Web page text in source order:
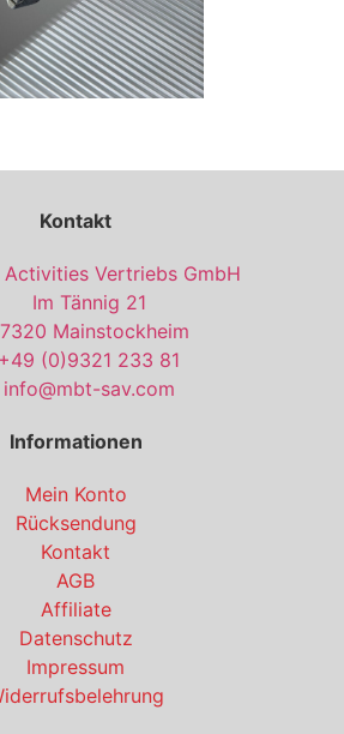
Kontakt
Vertriebs GmbH
Im Tännig 21
Mainstockheim
+49 (0)9321 233 81
info@mbt-sav.com
Informationen
Mein Konto
Rücksendung
Kontakt
AGB
Affiliate
Datenschutz
Impressum